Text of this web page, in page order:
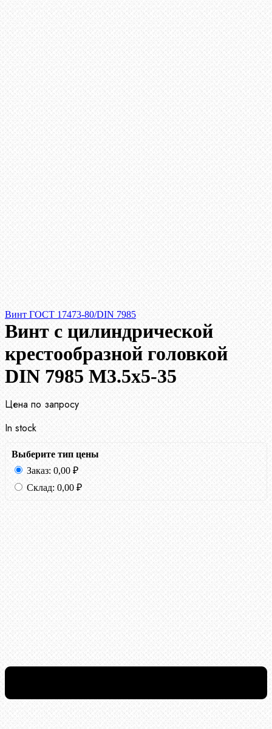
Винт ГОСТ 17473-80/DIN 7985
Винт с цилиндрической
крестообразной головкой
DIN 7985 М3.5х5-35
Цена по запросу
In stock
Выберите тип цены
Заказ: 0,00 ₽
Склад: 0,00 ₽